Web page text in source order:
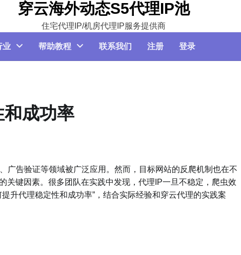
穿云海外动态S5代理IP池
住宅代理IP/机房代理IP服务提供商
业 帮助教程 联系我们 注册 登录
成功率
广告验证等领域被广泛应用。然而，目标网站的反爬机制也在不
键因素。很多团队在实践中发现，代理IP一旦不稳定，爬虫效
升代理稳定性和成功率”，结合实际经验和穿云代理的实践案